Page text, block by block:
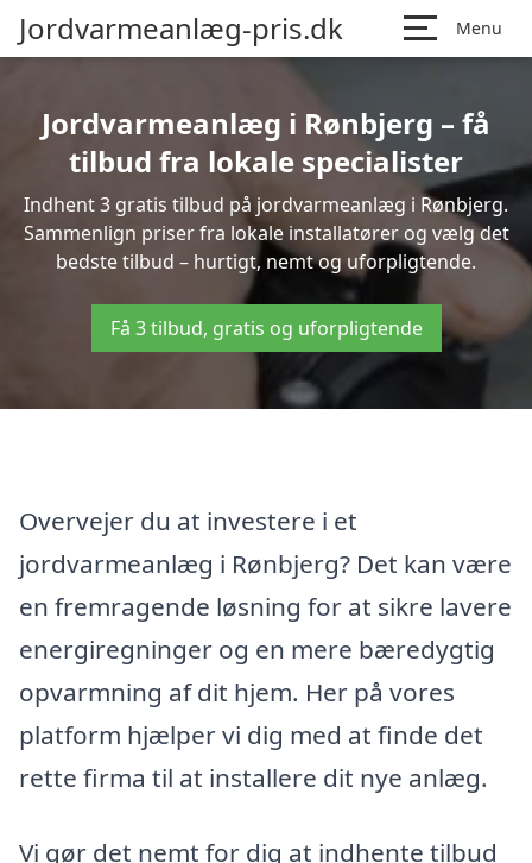
Jordvarmeanlæg-pris.dk Menu
Jordvarmeanlæg i Rønbjerg – få
tilbud fra lokale specialister
Indhent 3 gratis tilbud på jordvarmeanlæg i Rønbjerg.
Sammenlign priser fra lokale installatører og vælg det
bedste tilbud – hurtigt, nemt og uforpligtende.
Få 3 tilbud, gratis og uforpligtende
Overvejer du at investere i et
jordvarmeanlæg i Rønbjerg? Det kan være
en fremragende løsning for at sikre lavere
energiregninger og en mere bæredygtig
opvarmning af dit hjem. Her på vores
platform hjælper vi dig med at finde det
rette firma til at installere dit nye anlæg.
Vi gør det nemt for dig at indhente tilbud